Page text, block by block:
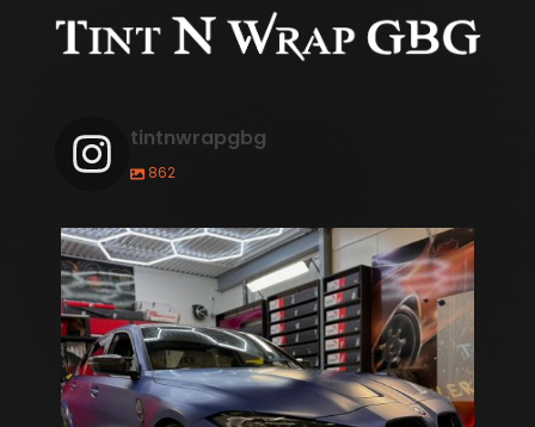
tintnwrapgbg
862
BMW M3 Competition Frozen Blue!
🚗💥 Vi har...